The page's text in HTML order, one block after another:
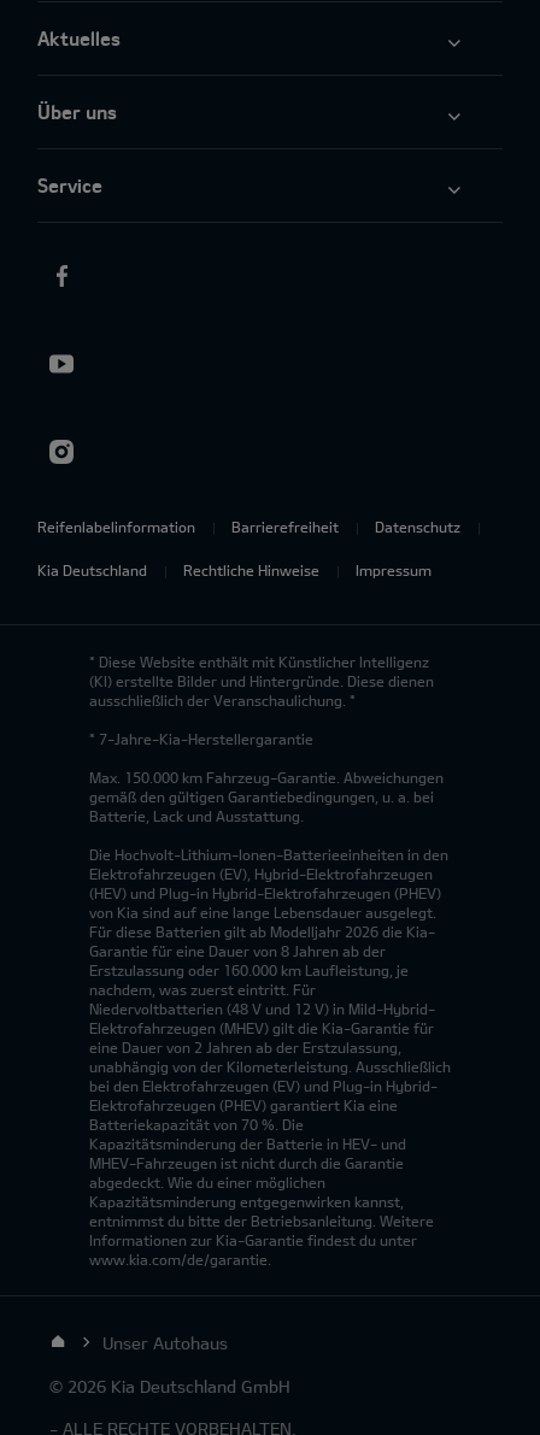
Aktuelles
Über uns
Service
Reifenlabelinformation Barrierefreiheit Datenschutz
Kia Deutschland Rechtliche Hinweise Impressum
* Diese Website enthält mit Künstlicher Intelligenz
(KI) erstellte Bilder und Hintergründe. Diese dienen
ausschließlich der Veranschaulichung. *
* 7-Jahre-Kia-Herstellergarantie
Max. 150.000 km Fahrzeug-Garantie. Abweichungen
gemäß den gültigen Garantiebedingungen, u. a. bei
Batterie, Lack und Ausstattung.
Die Hochvolt-Lithium-Ionen-Batterieeinheiten in den
Elektrofahrzeugen (EV), Hybrid-Elektrofahrzeugen
(HEV) und Plug-in Hybrid-Elektrofahrzeugen (PHEV)
von Kia sind auf eine lange Lebensdauer ausgelegt.
Für diese Batterien gilt ab Modelljahr 2026 die Kia-
Garantie für eine Dauer von 8 Jahren ab der
Erstzulassung oder 160.000 km Laufleistung, je
nachdem, was zuerst eintritt. Für
Niedervoltbatterien (48 V und 12 V) in Mild-Hybrid-
Elektrofahrzeugen (MHEV) gilt die Kia-Garantie für
eine Dauer von 2 Jahren ab der Erstzulassung,
unabhängig von der Kilometerleistung. Ausschließlich
bei den Elektrofahrzeugen (EV) und Plug-in Hybrid-
Elektrofahrzeugen (PHEV) garantiert Kia eine
Batteriekapazität von 70 %. Die
Kapazitätsminderung der Batterie in HEV- und
MHEV-Fahrzeugen ist nicht durch die Garantie
abgedeckt. Wie du einer möglichen
Kapazitätsminderung entgegenwirken kannst,
entnimmst du bitte der Betriebsanleitung. Weitere
Informationen zur Kia-Garantie findest du unter
www.kia.com/de/garantie.
Unser Autohaus
© 2026 Kia Deutschland GmbH
- ALLE RECHTE VORBEHALTEN.